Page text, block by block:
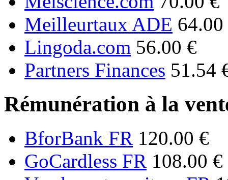
Meilleurtaux ADE 64.00
Lingoda.com 56.00 €
Partners Finances 51.54
Rémunération à la
BforBank FR 120.00 €
GoCardless FR 108.00 €